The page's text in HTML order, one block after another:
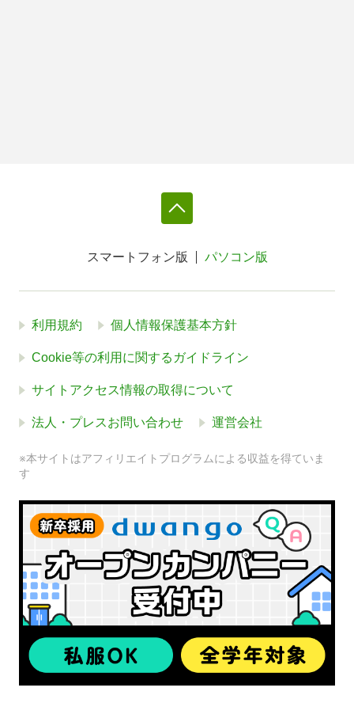
スマートフォン版 パソコン版
利用規約 個人情報保護基本方針
Cookie等の利用に関するガイドライン
サイトアクセス情報の取得について
法人・プレスお問い合わせ 運営会社
※本サイトはアフィリエイトプログラムによる収益を得ていま
す